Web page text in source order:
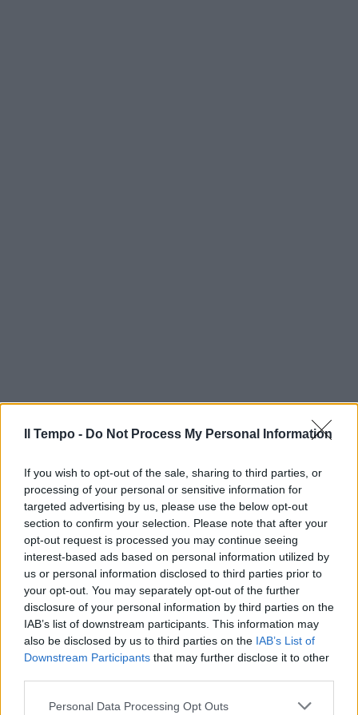
Il Tempo - Do Not Process My Personal Information
If you wish to opt-out of the sale, sharing to third parties, or
processing of your personal or sensitive information for
targeted advertising by us, please use the below opt-out
section to confirm your selection. Please note that after your
opt-out request is processed you may continue seeing
interest-based ads based on personal information utilized by
us or personal information disclosed to third parties prior to
your opt-out. You may separately opt-out of the further
disclosure of your personal information by third parties on the
IAB’s list of downstream participants. This information may
also be disclosed by us to third parties on the IAB’s List of
Downstream Participants that may further disclose it to other
Personal Data Processing Opt Outs